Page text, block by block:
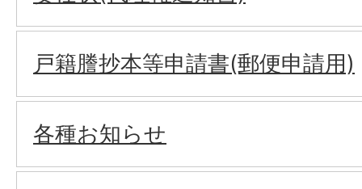
戸籍謄抄本等申請書(郵便申請用)
各種お知らせ